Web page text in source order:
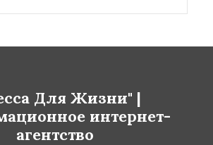
Для Жизни" |
интернет-
агентство